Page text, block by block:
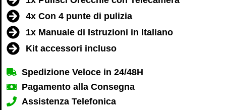
4x Con 4 punte di pulizia
1x Manuale di Istruzioni in Italiano
Kit accessori incluso
Spedizione Veloce in 24/48H
Pagamento alla Consegna
Assistenza Telefonica